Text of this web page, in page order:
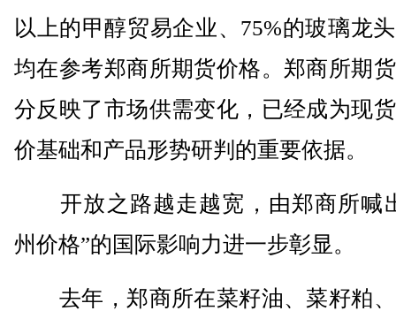
以上的甲醇贸易企业、75%的玻璃龙
均在参考郑商所期货价格。郑商所期
分反映了市场供需变化，已经成为现
价基础和产品形势研判的重要依据。
开放之路越走越宽，由郑商所喊
州价格”的国际影响力进一步彰显。
去年，郑商所在菜籽油、菜籽粕